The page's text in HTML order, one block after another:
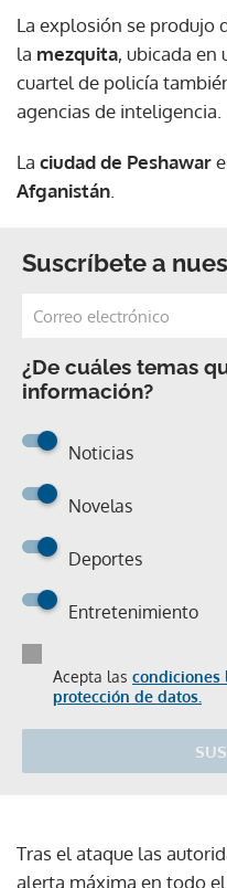
La explosión se produjo
la mezquita, ubicada en
cuartel de policía
agencias de inteligencia.
La ciudad de Peshawar
Afganistán
Suscríbete a
¿De cuáles temas
información?
Noticias
Novelas
Deportes
Entretenimiento
Acepta las condiciones
protección de datos.
Tras el ataque las
alerta máxima en todo el